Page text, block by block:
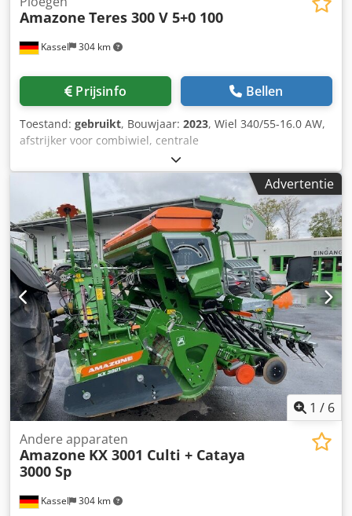
Kassel 304 km
Amazone Teres 300 V 5+0 100
Prijsinfo Bellen
Toestand: gebruikt, Bouwjaar: 2023, Wiel 340/55-16.0 AW,
afstrijker voor combiwiel, centrale
ontlastingsdrukverstelling / ploeglichaam STU 40,
schaarblad 430, HD-schaarpunt, gekarteld schijfkouters D
500, 1x gekarteld / voorbereiding voor verlichting / Djdpst
Eay Eefx Ac Teck
Advertentie
1 / 6
Kassel 304 km
Andere apparaten
Amazone KX 3001 Culti + Cataya
3000 Sp